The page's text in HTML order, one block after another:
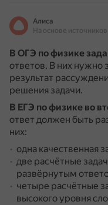
Алиса
В ОГЭ по физике
ответов. В них нужно
результат
решения задачи.
В ЕГЭ по физике во
ответ должен быть
них:
одна качественная
две расчётные
развёрнутым
четыре расчётные
высокого уровня